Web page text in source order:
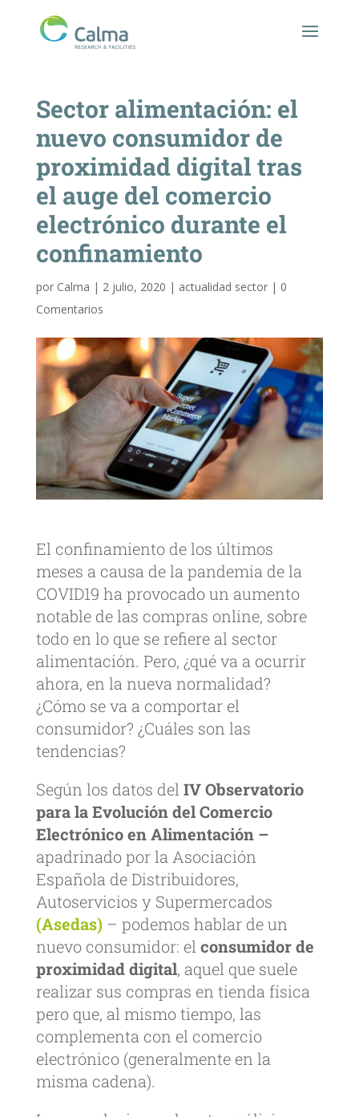
Sector alimentación: el
nuevo consumidor de
proximidad digital tras
el auge del comercio
electrónico durante el
confinamiento
por Calma | 2 julio, 2020 | actualidad sector| 0
Comentarios
El confinamiento de los últimos
meses a causa de la pandemia de la
COVID19 ha provocado un aumento
notable de las compras online, sobre
todo en lo que se refiere al sector
alimentación. Pero, ¿qué va a ocurrir
ahora, en la nueva normalidad?
¿Cómo se va a comportar el
consumidor? ¿Cuáles son las
tendencias?
Según los datos del IV Observatorio
para la Evolución del Comercio
Electrónico en Alimentación –
apadrinado por la Asociación
Española de Distribuidores,
Autoservicios y Supermercados
(Asedas)– podemos hablar de un
nuevo consumidor: el consumidor de
proximidad digital, aquel que suele
realizar sus compras en tienda física
pero que, al mismo tiempo, las
complementa con el comercio
electrónico (generalmente en la
misma cadena).